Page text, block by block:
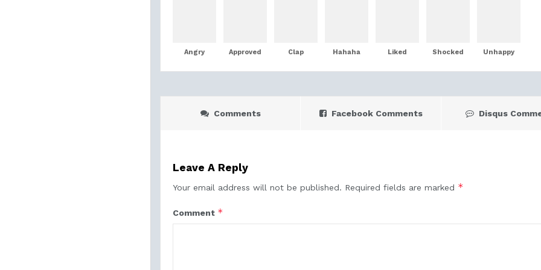
Angry Approved Clap Hahaha Liked Shocked Unhappy
Comments Facebook Comments Disqus
Leave A Reply
Your email address will not be published. Required fields are marked *
Comment *